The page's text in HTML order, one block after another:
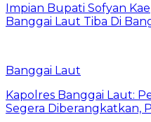
Impian Bupati Sofyan
Banggai Laut Tiba Di
Banggai Laut
Kapolres Banggai Laut:
Segera Diberangkatkan,